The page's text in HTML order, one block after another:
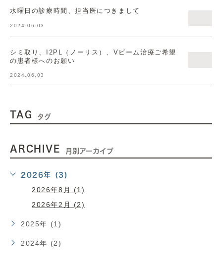
水曜日の診療時間、担当医につきまして
2024.06.03
シミ取り、I2PL（ノーリス）、Vビーム治療ご希望
の患者様へのお願い
2024.06.03
TAG タグ
ARCHIVE 月別アーカイブ
2026年 (3)
2026年8月 (1)
2026年2月 (2)
2025年 (1)
2024年 (2)